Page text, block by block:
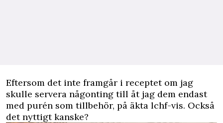
Eftersom det inte framgår i receptet om jag
skulle servera någonting till åt jag dem endast
med purén som tillbehör, på äkta lchf-vis. Också
det nyttigt kanske?